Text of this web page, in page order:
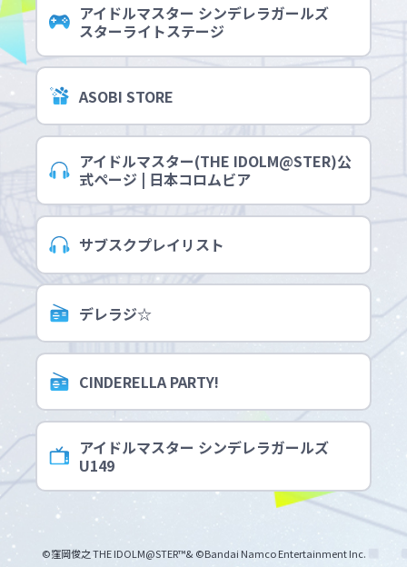
アイドルマスター シンデレラガールズ
スターライトステージ
ASOBI STORE
アイドルマスター(THE IDOLM@STER)公
式ページ | 日本コロムビア
サブスクプレイリスト
デレラジ☆
CINDERELLA PARTY!
アイドルマスター シンデレラガールズ
U149
©窪岡俊之 THE IDOLM@STER™& ©Bandai Namco Entertainment Inc.